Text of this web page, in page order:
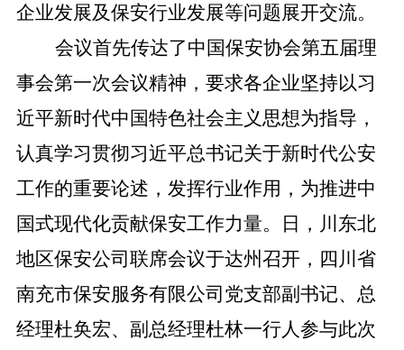
企业发展及保安行业发展等问题展开交流。
会议首先传达了中国保安协会第五届理
事会第一次会议精神，要求各企业坚持以习
近平新时代中国特色社会主义思想为指导，
认真学习贯彻习近平总书记关于新时代公安
工作的重要论述，发挥行业作用，为推进中
国式现代化贡献保安工作力量。
日，川东北
地区保安公司联席会议于达州召开，四川省
南充市保安服务有限公司党支部副书记、总
经理杜奂宏、副总经理杜林一行人参与此次